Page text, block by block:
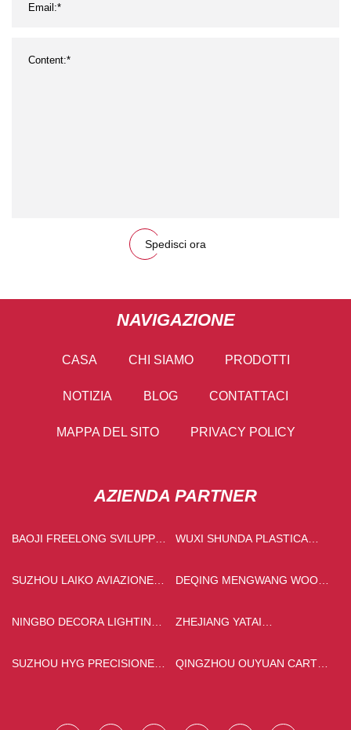
Spedisci ora
NAVIGAZIONE
CASA CHI SIAMO PRODOTTI
NOTIZIA BLOG CONTATTACI
MAPPA DEL SITO PRIVACY POLICY
AZIENDA PARTNER
BAOJI FREELONG SVILUPPO
MATERIALI CO., LTD
WUXI SHUNDA PLASTICA
CO., LTD
SUZHOU LAIKO AVIAZIONE
TECNOLOGIA CO., SRL
DEQING MENGWANG WOOD
NINGBO DECORA LIGHTING
ZHEJIANG YATAI
SOCIETÀ, SRL
SUZHOU HYG PRECISIONE
QINGZHOU OUYUAN CARTA